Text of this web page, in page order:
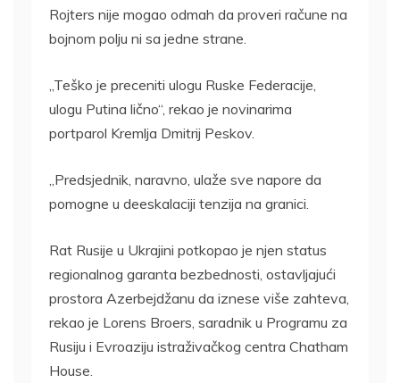
Rojters nije mogao odmah da proveri račune na
bojnom polju ni sa jedne strane.
„Teško je preceniti ulogu Ruske Federacije,
ulogu Putina lično“, rekao je novinarima
portparol Kremlja Dmitrij Peskov.
„Predsjednik, naravno, ulaže sve napore da
pomogne u deeskalaciji tenzija na granici.
Rat Rusije u Ukrajini potkopao je njen status
regionalnog garanta bezbednosti, ostavljajući
prostora Azerbejdžanu da iznese više zahteva,
rekao je Lorens Broers, saradnik u Programu za
Rusiju i Evroaziju istraživačkog centra Chatham
House.